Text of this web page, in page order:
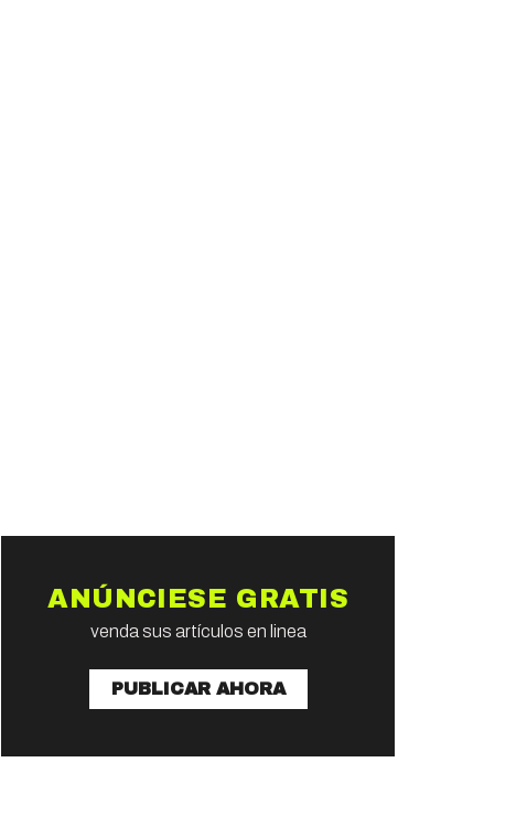
ANÚNCIESE GRATIS
venda sus artículos en linea
PUBLICAR AHORA